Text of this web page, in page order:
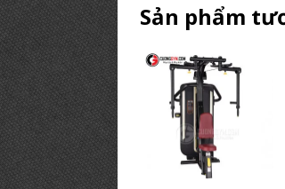
Sản phẩm